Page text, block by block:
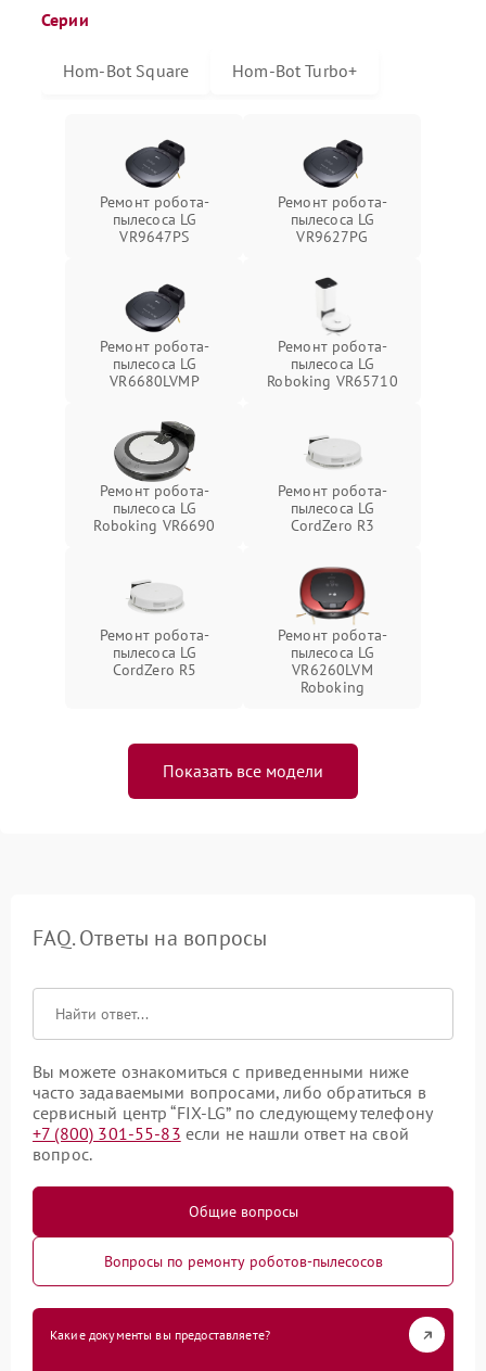
Серии
Hom-Bot Square Hom-Bot Turbo+
Ремонт робота-
пылесоса LG
VR9647PS
Ремонт робота-
пылесоса LG
VR9627PG
Ремонт робота-
пылесоса LG
VR6680LVMP
Ремонт робота-
пылесоса LG
Roboking VR65710
Ремонт робота-
пылесоса LG
Roboking VR6690
Ремонт робота-
пылесоса LG
CordZero R3
Ремонт робота-
пылесоса LG
CordZero R5
Ремонт робота-
пылесоса LG
VR6260LVM
Roboking
Показать все модели
FAQ. Ответы на вопросы
Вы можете ознакомиться с приведенными ниже
часто задаваемыми вопросами, либо обратиться в
сервисный центр “FIX-LG” по следующему телефону
+7 (800) 301-55-83 если не нашли ответ на свой
вопрос.
Общие вопросы
Вопросы по ремонту роботов-пылесосов
Какие документы вы предоставляете?